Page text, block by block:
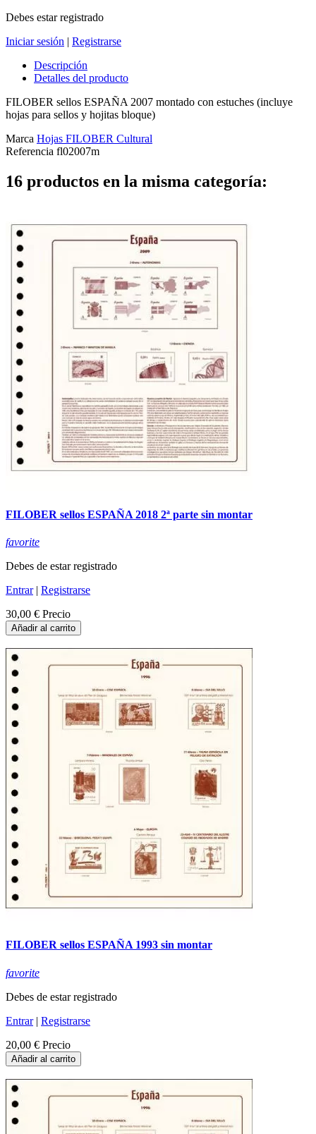
Debes estar registrado
Iniciar sesión | Registrarse
Descripción
Detalles del producto
FILOBER sellos ESPAÑA 2007 montado con estuches (incluye
hojas para sellos y hojitas bloque)
Marca Hojas FILOBER Cultural
Referencia fl02007m
16 productos en la misma categoría:
FILOBER sellos ESPAÑA 2018 2ª parte sin montar
favorite
Debes de estar registrado
Entrar| Registrarse
30,00 € Precio
Añadir al carrito
FILOBER sellos ESPAÑA 1993 sin montar
favorite
Debes de estar registrado
Entrar| Registrarse
20,00 € Precio
Añadir al carrito